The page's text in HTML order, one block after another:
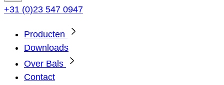
+31 (0)23 547 0947
Producten
Downloads
Over Bals
Contact